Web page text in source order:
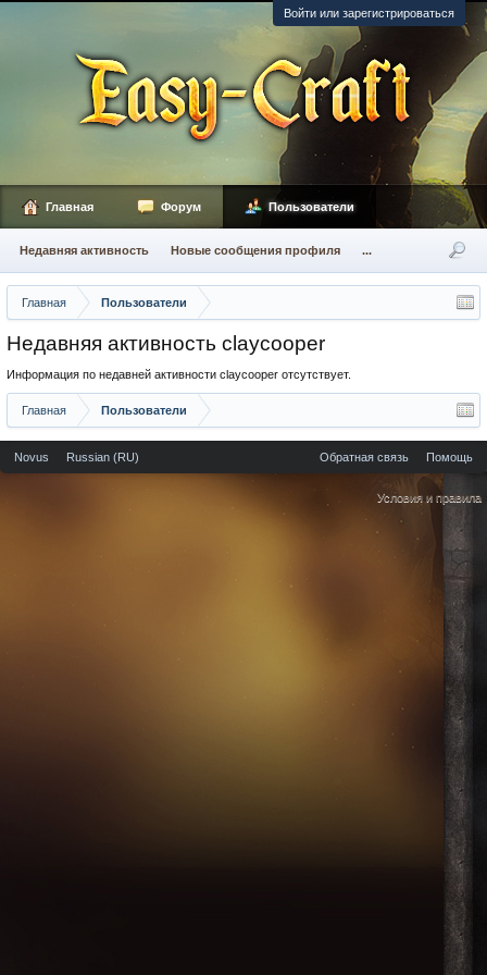
Войти или зарегистрироваться
Главная Пользователи
Недавняя активность claycooper
Информация по недавней активности claycooper отсутствует.
Главная Пользователи
Главная Форум Пользователи
Недавняя активность Новые сообщения профиля ...
Novus Russian (RU) Обратная связь Помощь
Условия и правила